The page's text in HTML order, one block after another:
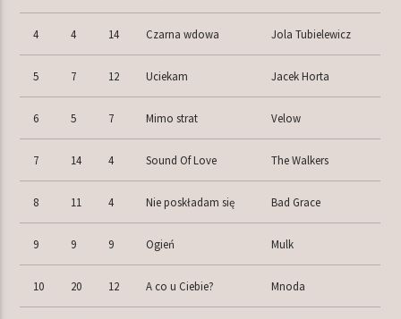
4 4 14 Czarna wdowa Jola Tubielewicz
5 7 12 Uciekam Jacek Horta
6 5 7 Mimo strat Velow
7 14 4 Sound Of Love The Walkers
8 11 4 Nie poskładam się Bad Grace
9 9 9 Ogień Mulk
10 20 12 A co u Ciebie? Mnoda